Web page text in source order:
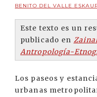
BENITO DEL VALLE
Este texto es un
publicado en
Antropología-
Los paseos y
urbanas